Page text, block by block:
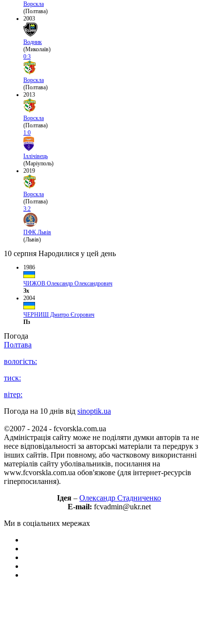
Ворскла
(Полтава)
2003
Водник
(Миколаїв)
0:3
Ворскла
(Полтава)
2013
Ворскла
(Полтава)
1:0
Іллічівець
(Маріуполь)
2019
Ворскла
(Полтава)
3:2
ПФК Львів
(Львів)
10 серпня Народилися у цей день
1986
ЧИЖОВ Олександр Олександрович
Зх
2004
ЧЕРНИШ Дмитро Єгорович
Пз
Погода
Полтава
вологість:
тиск:
вітер:
Погода на 10 днів від sinoptik.ua
©2007 - 2024 - fcvorskla.com.ua
Адміністрація сайту може не поділяти думки авторів та не
несе відповідальності за авторські матеріали та передрук з
інших сайтів. При повному, або частковому використанні
матеріалів сайту уболівальників, посилання на
www.fcvorskla.com.ua обов'язкове (для інтернет-ресурсів
гіперпосилання).
Ідея – Олександр Стадниченко
E-mail: fcvadmin@ukr.net
Ми в соціальних мережах